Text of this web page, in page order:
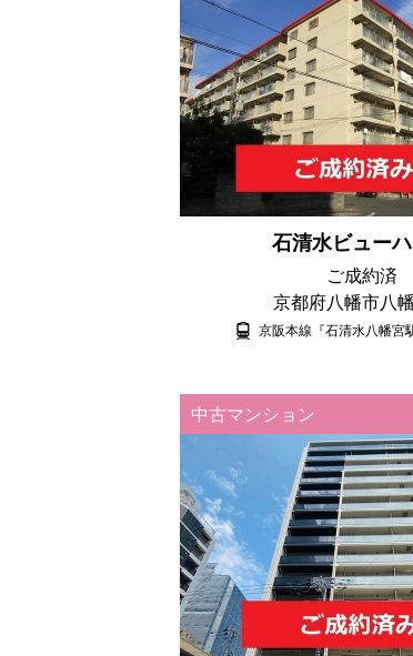
石清水ビュー
ご成約済
京都府八幡市八
京阪本線『石清水八幡宮
中古マンション